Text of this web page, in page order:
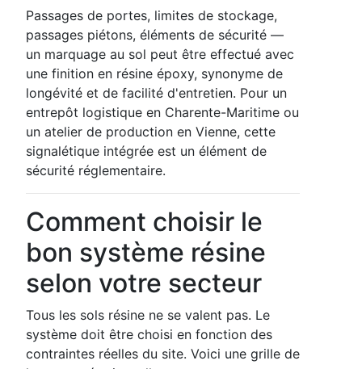
Passages de portes, limites de stockage,
passages piétons, éléments de sécurité —
un marquage au sol peut être effectué avec
une finition en résine époxy, synonyme de
longévité et de facilité d'entretien. Pour un
entrepôt logistique en Charente-Maritime ou
un atelier de production en Vienne, cette
signalétique intégrée est un élément de
sécurité réglementaire.
Comment choisir le
bon système résine
selon votre secteur
Tous les sols résine ne se valent pas. Le
système doit être choisi en fonction des
contraintes réelles du site. Voici une grille de